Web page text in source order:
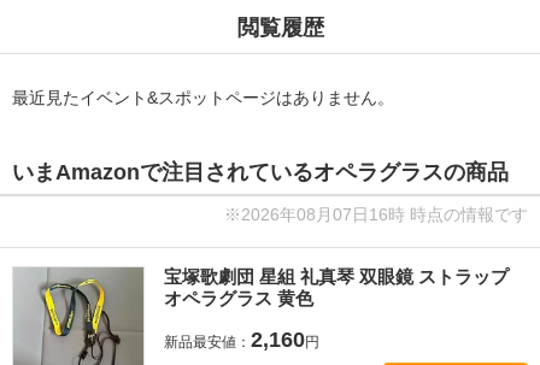
閲覧履歴
最近見たイベント&スポットページはありません。
いまAmazonで注目されているオペラグラスの商品
※2026年08月07日16時 時点の情報です
宝塚歌劇団 星組 礼真琴 双眼鏡 ストラップ
オペラグラス 黄色
新品最安値： 2,160円